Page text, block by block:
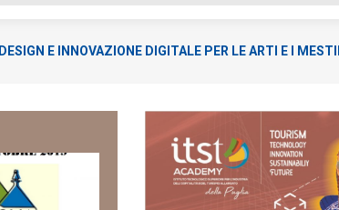
DESIGN E INNOVAZIONE DIGITALE PER LE ARTI E I